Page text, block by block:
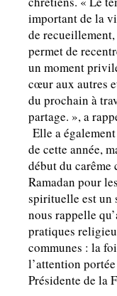
important de la
de
permet de
un moment
cœur aux autres
du prochain à
partage. », a
Elle a
de cette année,
début du carême
Ramadan pour
spirituelle est un
nous rappelle
pratiques
communes : la
l’attention
Présidente de la